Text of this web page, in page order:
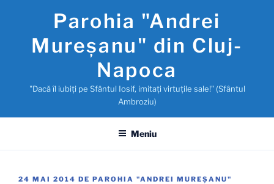
conținut
Parohia "Andrei
Mureşanu" din Cluj-
Napoca
"Dacă îl iubiţi pe Sfântul Iosif, imitaţi virtuţile sale!" (Sfântul
Ambroziu)
Meniu
PUBLICAT
24 MAI 2014 DE PAROHIA "ANDREI MUREŞANU"